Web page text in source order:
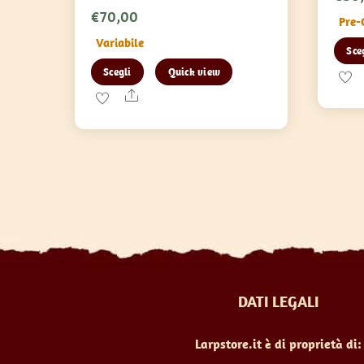
€70,00
Variabile
Scegli
Questo
prodotto
più
essere
prodotto
Quick view
Share
DATI LEGALI
Larpstore.it è di proprietà di: